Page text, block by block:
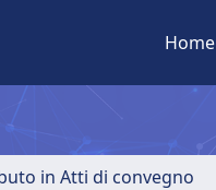
Home
in Atti di convegno